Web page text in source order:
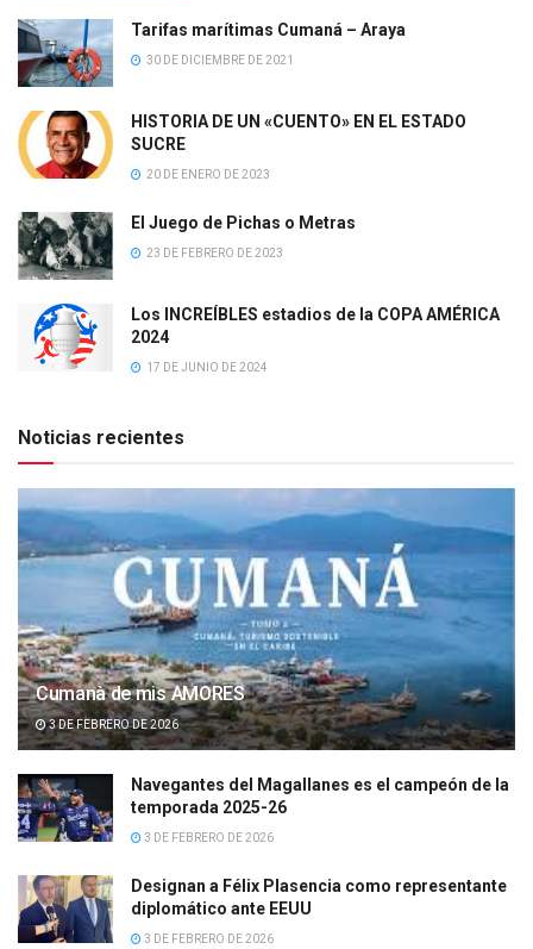
Tarifas marítimas Cumaná – Araya
30 DE DICIEMBRE DE 2021
HISTORIA DE UN «CUENTO» EN EL ESTADO
SUCRE
20 DE ENERO DE 2023
El Juego de Pichas o Metras
23 DE FEBRERO DE 2023
Los INCREÍBLES estadios de la COPA AMÉRICA
2024
17 DE JUNIO DE 2024
Noticias recientes
Cumanà de mis AMORES
3 DE FEBRERO DE 2026
Navegantes del Magallanes es el campeón de la
temporada 2025-26
3 DE FEBRERO DE 2026
Designan a Félix Plasencia como representante
diplomático ante EEUU
3 DE FEBRERO DE 2026